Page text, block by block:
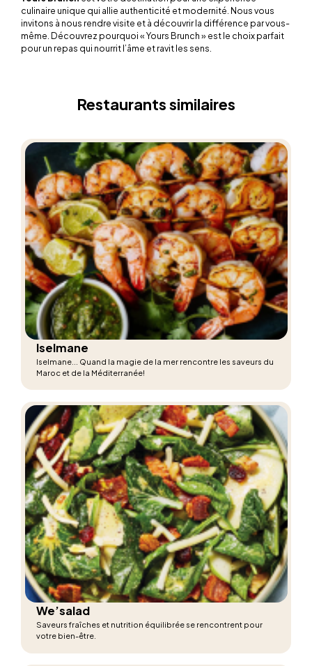
culinaire unique qui allie authenticité et modernité. Nous vous
invitons à nous rendre visite et à découvrir la différence par vous-
même. Découvrez pourquoi « Yours Brunch » est le choix parfait
pour un repas qui nourrit l’âme et ravit les sens.
Restaurants similaires
Iselmane
Iselmane... Quand la magie de la mer rencontre les saveurs du
Maroc et de la Méditerranée!
We’salad
Saveurs fraîches et nutrition équilibrée se rencontrent pour
votre bien-être.